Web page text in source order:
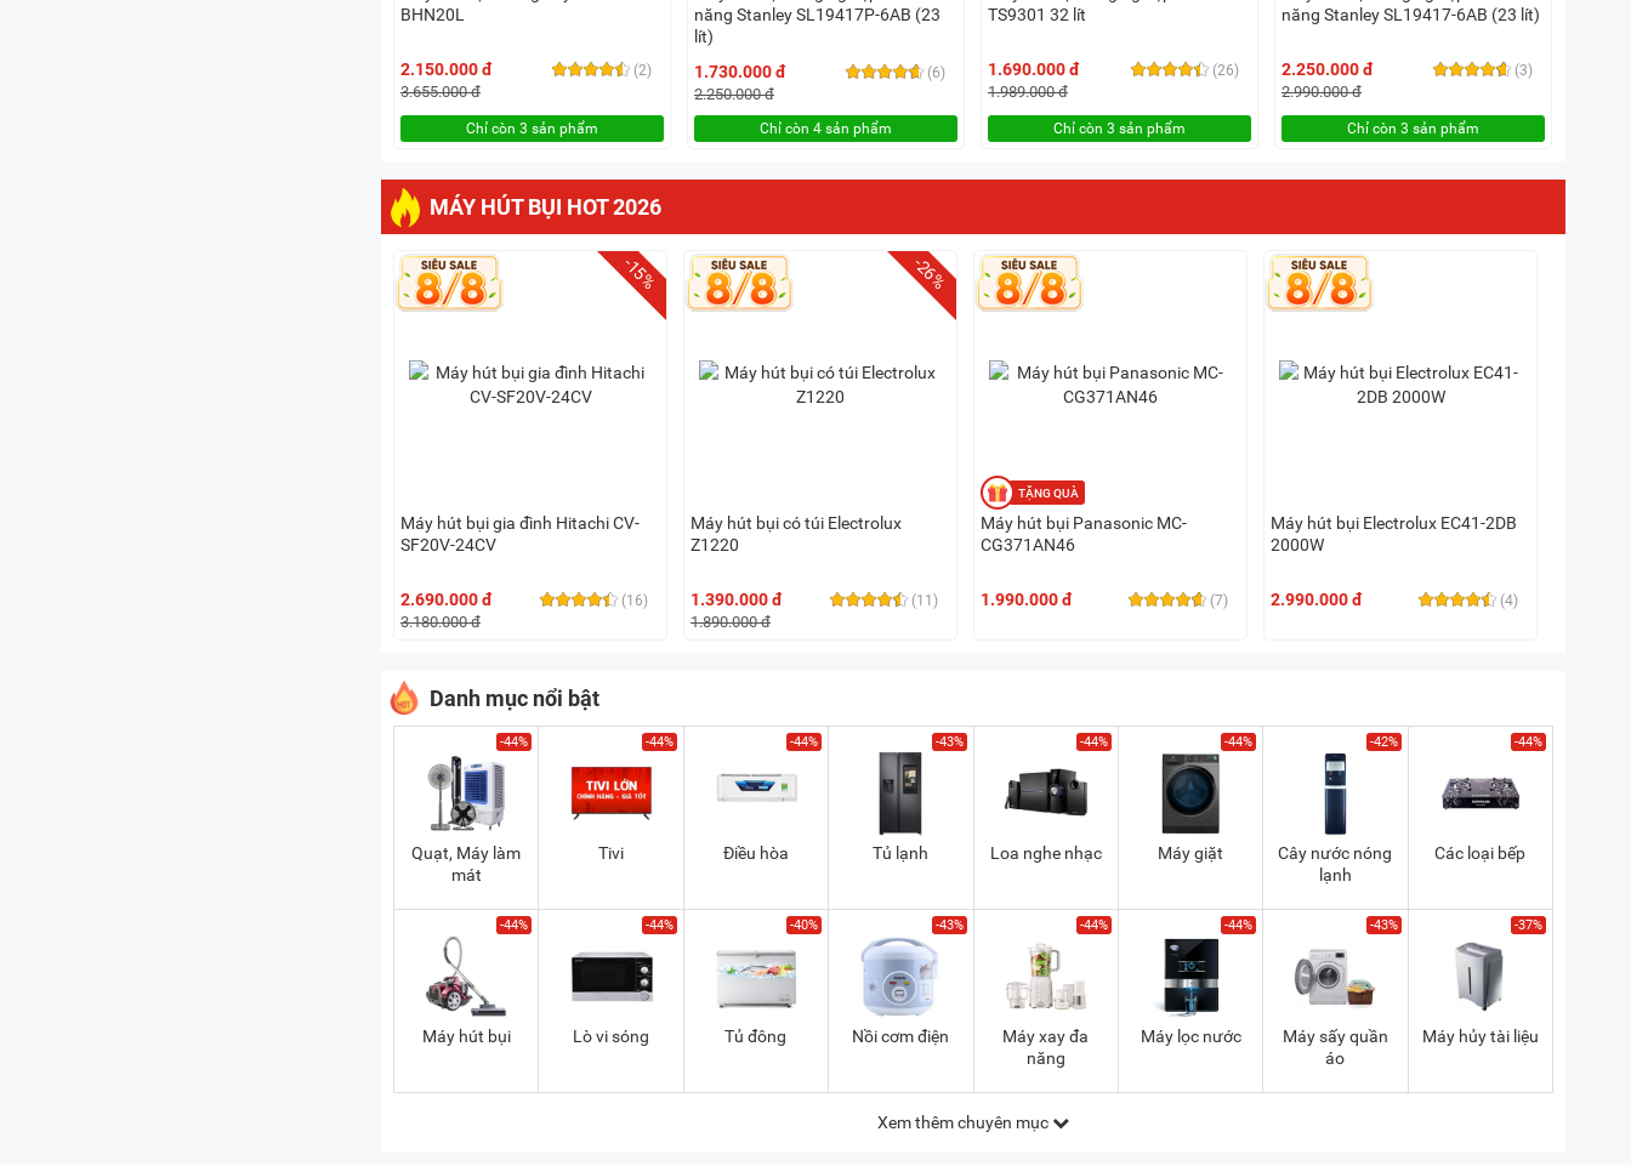
BHN20L
(2)
2.150.000 đ
3.655.000 đ
Chỉ còn 3 sản phẩm
năng Stanley SL19417P-6AB (23
lít)
(6)
1.730.000 đ
2.250.000 đ
Chỉ còn 4 sản phẩm
TS9301 32 lít
(26)
1.690.000 đ
1.989.000 đ
Chỉ còn 3 sản phẩm
năng Stanley SL19417-6AB (23 lít)
(3)
2.250.000 đ
2.990.000 đ
Chỉ còn 3 sản phẩm
MÁY HÚT BỤI HOT 2026
-15%
Máy hút bụi gia đình Hitachi CV-
SF20V-24CV
(16)
2.690.000 đ
3.180.000 đ
-26%
Máy hút bụi có túi Electrolux
Z1220
(11)
1.390.000 đ
1.890.000 đ
Máy hút bụi Panasonic MC-
CG371AN46
(7)
1.990.000 đ
Máy hút bụi Electrolux EC41-2DB
2000W
(4)
2.990.000 đ
Danh mục nổi bật
-44%
Quạt, Máy làm
mát
-44%
Tivi
-44%
Điều hòa
-43%
Tủ lạnh
-44%
Loa nghe nhạc
-44%
Máy giặt
-42%
Cây nước nóng
lạnh
-44%
Các loại bếp
-44%
Máy hút bụi
-44%
Lò vi sóng
-40%
Tủ đông
-43%
Nồi cơm điện
-44%
Máy xay đa
năng
-44%
Máy lọc nước
-43%
Máy sấy quần
áo
-37%
Máy hủy tài liệu
Xem thêm chuyên mục